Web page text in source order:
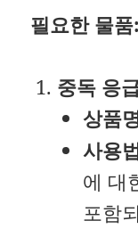
필요한 물품:
중독 응
상품
사용
에 대
포함